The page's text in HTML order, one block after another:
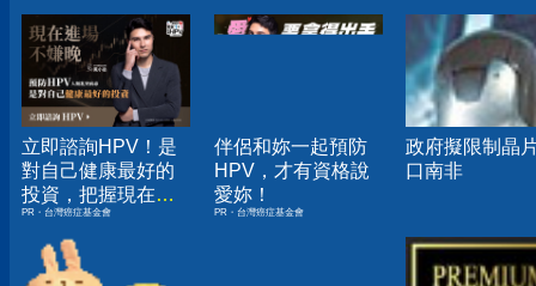
立即諮詢HPV！是
對自己健康最好的
投資，把握現在不
嫌晚！
PR・台灣癌症基金會
伴侶和妳一起預防
HPV，才有資格說
愛妳！
PR・台灣癌症基金會
政府擬限制晶
口南非